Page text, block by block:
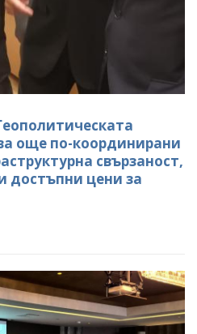
още по-координирани
свързаност,
достъпни цени за